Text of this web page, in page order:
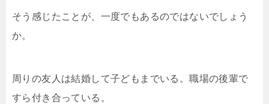
そう感じたことが、一度でもあるのではないでしょう
か。
周りの友人は結婚して子どもまでいる。職場の後輩で
すら付き合っている。